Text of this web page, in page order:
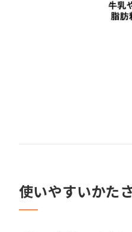
使いやすいかたさ